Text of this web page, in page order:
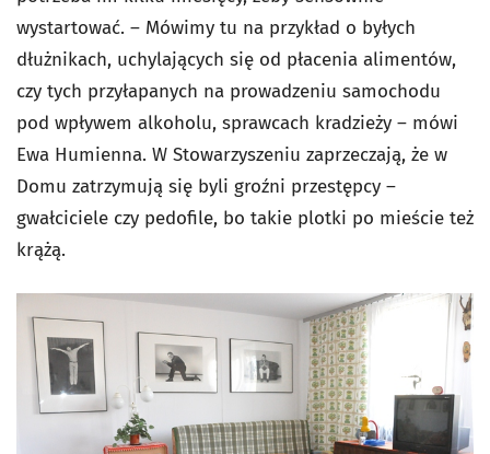
wystartować. – Mówimy tu na przykład o byłych
dłużnikach, uchylających się od płacenia alimentów,
czy tych przyłapanych na prowadzeniu samochodu
pod wpływem alkoholu, sprawcach kradzieży – mówi
Ewa Humienna. W Stowarzyszeniu zaprzeczają, że w
Domu zatrzymują się byli groźni przestępcy –
gwałciciele czy pedofile, bo takie plotki po mieście też
krążą.